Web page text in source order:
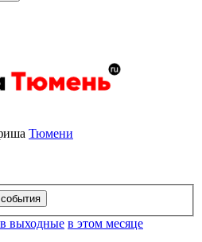
Тюмени
в выходные в этом месяце